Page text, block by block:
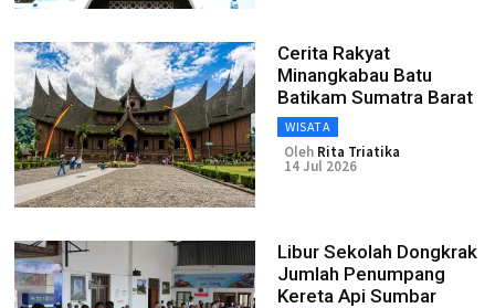
Cerita Rakyat
Minangkabau Batu
Batikam Sumatra Barat
WISATA
Oleh Rita Triatika
14 Jul 2026
Libur Sekolah Dongkrak
Jumlah Penumpang
Kereta Api Sumbar